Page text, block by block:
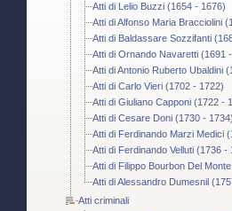
Atti di Lelio Buzzi (1654 - 1676)
Atti di Alfonso Maria Bracciolini
Atti di Baldassare Sozzifanti
Atti di Ornando Navaretti (1691
Atti di Antonio Ruberto Ubaldini
Atti di Carlo Vieri (1702 - 1722)
Atti di Giuliano Capponi (1722 -
Atti di Cesare Doni (1730 - 1734)
Atti di Ferdinando Marzi Medici
Atti di Ferdinando Velluti (1736 -
Atti di Filippo Bourbon Del
Atti di Alessandro Dumesnil
Atti criminali